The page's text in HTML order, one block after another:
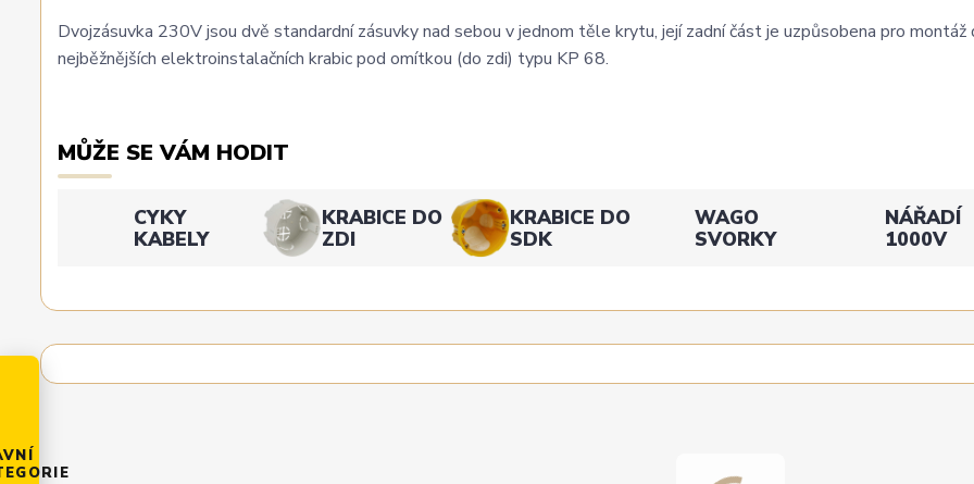
Dvojzásuvka 230V jsou dvě standardní zásuvky nad sebou v jednom těle krytu, její zadní část je uzpůsobena pro montáž
nejběžnějších elektroinstalačních krabic pod omítkou (do zdi) typu KP 68.
MŮŽE SE VÁM HODIT
CYKY
KABELY
KRABICE DO
ZDI
KRABICE DO
SDK
WAGO
SVORKY
NÁŘADÍ
1000V